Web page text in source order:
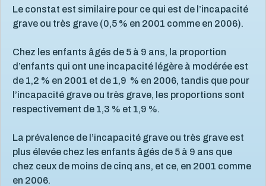
Le constat est similaire pour ce qui est de l’incapacité
grave ou très grave (0,5 % en 2001 comme en 2006).
Chez les enfants âgés de 5 à 9 ans, la proportion
d’enfants qui ont une incapacité légère à modérée est
de 1,2 % en 2001 et de 1,9 % en 2006, tandis que pour
l’incapacité grave ou très grave, les proportions sont
respectivement de 1,3 % et 1,9 %.
La prévalence de l’incapacité grave ou très grave est
plus élevée chez les enfants âgés de 5 à 9 ans que
chez ceux de moins de cinq ans, et ce, en 2001 comme
en 2006.